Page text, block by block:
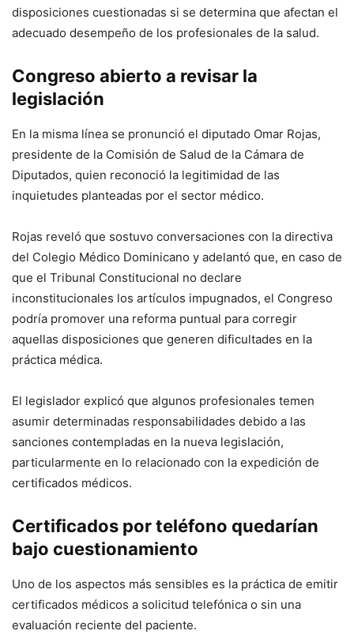
disposiciones cuestionadas si se determina que afectan el
adecuado desempeño de los profesionales de la salud.
Congreso abierto a revisar la
legislación
En la misma línea se pronunció el diputado Omar Rojas,
presidente de la Comisión de Salud de la Cámara de
Diputados, quien reconoció la legitimidad de las
inquietudes planteadas por el sector médico.
Rojas reveló que sostuvo conversaciones con la directiva
del Colegio Médico Dominicano y adelantó que, en caso de
que el Tribunal Constitucional no declare
inconstitucionales los artículos impugnados, el Congreso
podría promover una reforma puntual para corregir
aquellas disposiciones que generen dificultades en la
práctica médica.
El legislador explicó que algunos profesionales temen
asumir determinadas responsabilidades debido a las
sanciones contempladas en la nueva legislación,
particularmente en lo relacionado con la expedición de
certificados médicos.
Certificados por teléfono quedarían
bajo cuestionamiento
Uno de los aspectos más sensibles es la práctica de emitir
certificados médicos a solicitud telefónica o sin una
evaluación reciente del paciente.